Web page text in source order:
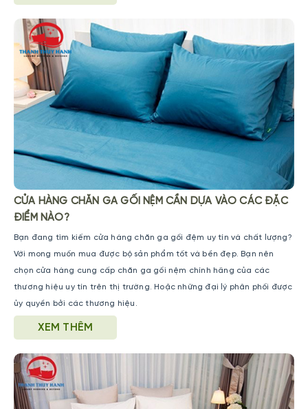
CỬA HÀNG CHĂN GA GỐI NỆM CẦN DỰA VÀO CÁC ĐẶC
ĐIỂM NÀO?
Bạn đang tìm kiếm cửa hàng chăn ga gối đệm uy tín và chất lượng?
Với mong muốn mua được bộ sản phẩm tốt và bền đẹp. Bạn nên
chọn cửa hàng cung cấp chăn ga gối nệm chính hãng của các
thương hiệu uy tín trên thị trường. Hoặc những đại lý phân phối được
ủy quyền bởi các thương hiệu.
XEM THÊM